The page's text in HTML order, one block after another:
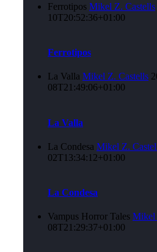
Ferrotipos Mikel Z. Castells
10T20:52:36+01:00
Ferrotipos
La Valla Mikel Z. Castells
08T21:49:06+01:00
La Valla
La Condesa Mikel Z.
02T13:34:12+01:00
La Condesa
Vampus Horror Tales Mikel
08T21:29:37+01:00